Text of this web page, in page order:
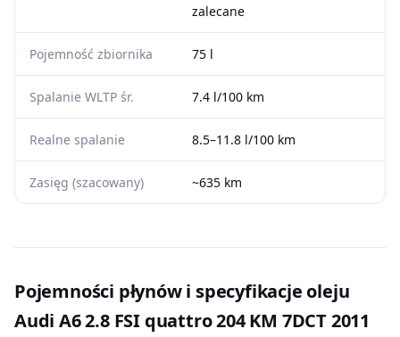
zalecane
Pojemność zbiornika 75 l
Spalanie WLTP śr. 7.4 l/100 km
Realne spalanie 8.5–11.8 l/100 km
Zasięg (szacowany) ~635 km
Pojemności płynów i specyfikacje oleju
Audi A6 2.8 FSI quattro 204 KM 7DCT 2011